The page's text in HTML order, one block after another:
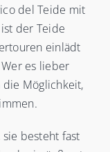
del Teide mit
der Teide
einlädt
es lieber
die Möglichkeit,
besteht fast